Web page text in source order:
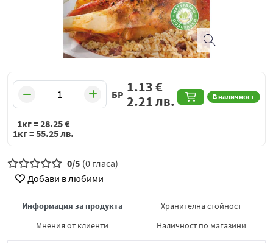
БР В наличност
1.13€
2.21лв.
1кг =28.25€
1кг =55.25лв.
0/5 (0 гласа)
Добави в любими
Информация за продукта
Хранителна стойност
Мнения от клиенти
Наличност по магазини